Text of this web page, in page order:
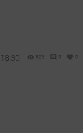
823 0 0